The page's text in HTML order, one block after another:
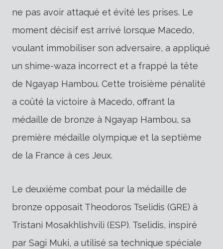
ne pas avoir attaqué et évité les prises. Le
moment décisif est arrivé lorsque Macedo,
voulant immobiliser son adversaire, a appliqué
un shime-waza incorrect et a frappé la tête
de Ngayap Hambou. Cette troisième pénalité
a coûté la victoire à Macedo, offrant la
médaille de bronze à Ngayap Hambou, sa
première médaille olympique et la septième
de la France à ces Jeux.
Le deuxième combat pour la médaille de
bronze opposait Theodoros Tselidis (GRE) à
Tristani Mosakhlishvili (ESP). Tselidis, inspiré
par Sagi Muki, a utilisé sa technique spéciale